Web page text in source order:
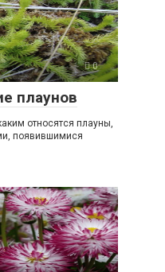
0
плаунов
относятся плауны,
появившимися